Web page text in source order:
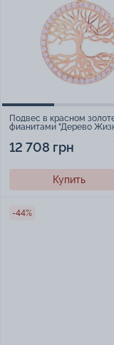
Подвес в красном
фианитами "Дерево
12 708 грн
Купить
-44%